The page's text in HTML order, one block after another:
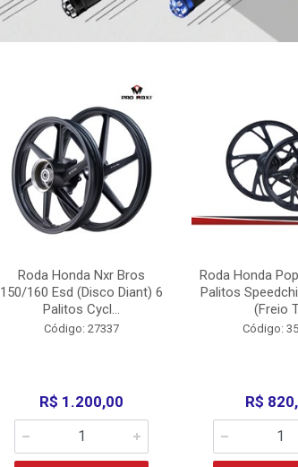
Roda Honda Nxr Bros
150/160 Esd (Disco Diant) 6
Palitos Cycl...
Código: 27337
R$ 1.200,00
Roda Honda
Palitos
(Freio
Código:
R$